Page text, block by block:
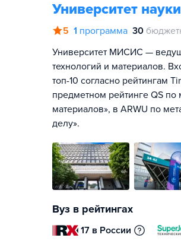
Университет
5 1 программа 30
Университет МИСИС —
технологий и материалов.
топ-10 согласно рейтингам
предметном рейтинге QS по
материалов», в ARWU по
делу».
Вуз в рейтингах
17 в России